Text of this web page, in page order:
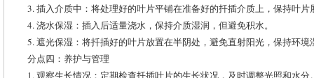
3. 插入介质中：将处理好的叶片平铺在准备好的扦插介质上，保持叶片
4. 浇水保湿：插入后适量浇水，保持介质湿润，但避免积水。
5. 遮光保湿：将扦插好的叶片放置在半阴处，避免直射阳光，保持环境
分点四：养护与管理
1. 观察生长情况：定期检查扦插叶片的生长状况，及时调整光照和水分